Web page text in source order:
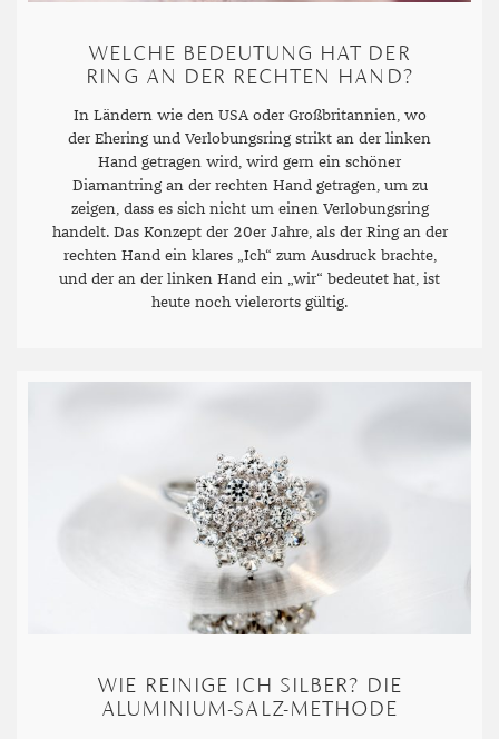
WELCHE BEDEUTUNG HAT DER
RING AN DER RECHTEN HAND?
In Ländern wie den USA oder Großbritannien, wo
der Ehering und Verlobungsring strikt an der linken
Hand getragen wird, wird gern ein schöner
Diamantring an der rechten Hand getragen, um zu
zeigen, dass es sich nicht um einen Verlobungsring
handelt. Das Konzept der 20er Jahre, als der Ring an der
rechten Hand ein klares „Ich“ zum Ausdruck brachte,
und der an der linken Hand ein „wir“ bedeutet hat, ist
heute noch vielerorts gültig.
WIE REINIGE ICH SILBER? DIE
ALUMINIUM-SALZ-METHODE